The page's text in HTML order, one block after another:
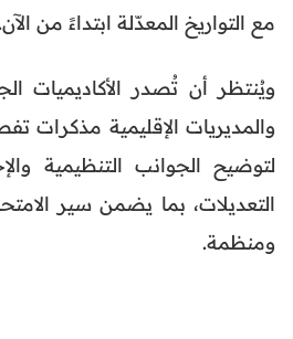
مع التواريخ المعدّلة ابتداءً من
ويُنتظر أن تُصدر الأكاديميات
والمديريات الإقليمية مذكرات
لتوضيح الجوانب التنظيمية
التعديلات، بما يضمن سير
ومنظمة.